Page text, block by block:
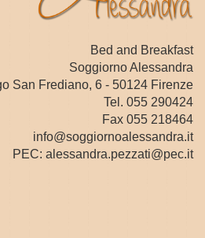
Bed and Breakfast
Soggiorno Alessandra
San Frediano, 6 - 50124 Firenze
Tel. 055 290424
Fax 055 218464
info@soggiornoalessandra.it
PEC: alessandra.pezzati@pec.it